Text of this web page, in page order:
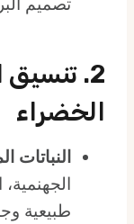
2. تنسيق
الخضراء
النباتات
طبيعية